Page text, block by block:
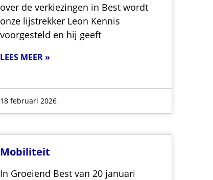
over de verkiezingen in Best wordt
onze lijstrekker Leon Kennis
voorgesteld en hij geeft
LEES MEER »
18 februari 2026
Mobiliteit
In Groeiend Best van 20 januari